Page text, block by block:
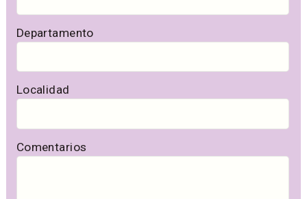
Departamento
Localidad
Comentarios